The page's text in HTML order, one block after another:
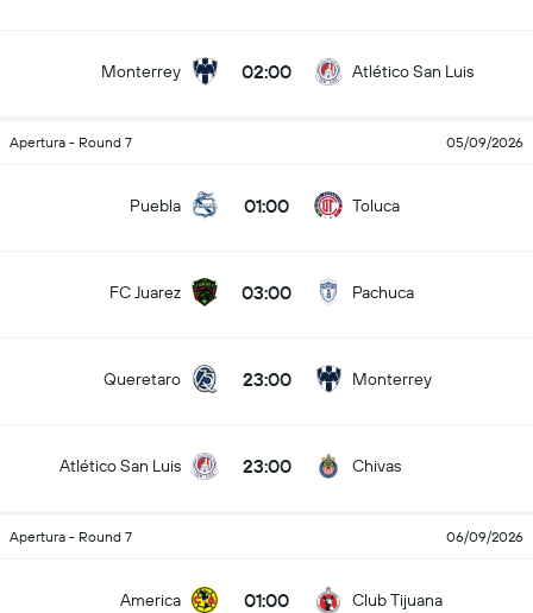
Monterrey 02:00 Atlético San Luis
Apertura - Round 7 05/09/2026
Puebla 01:00 Toluca
FC Juarez 03:00 Pachuca
Queretaro 23:00 Monterrey
Atlético San Luis 23:00 Chivas
Apertura - Round 7 06/09/2026
America 01:00 Club Tijuana